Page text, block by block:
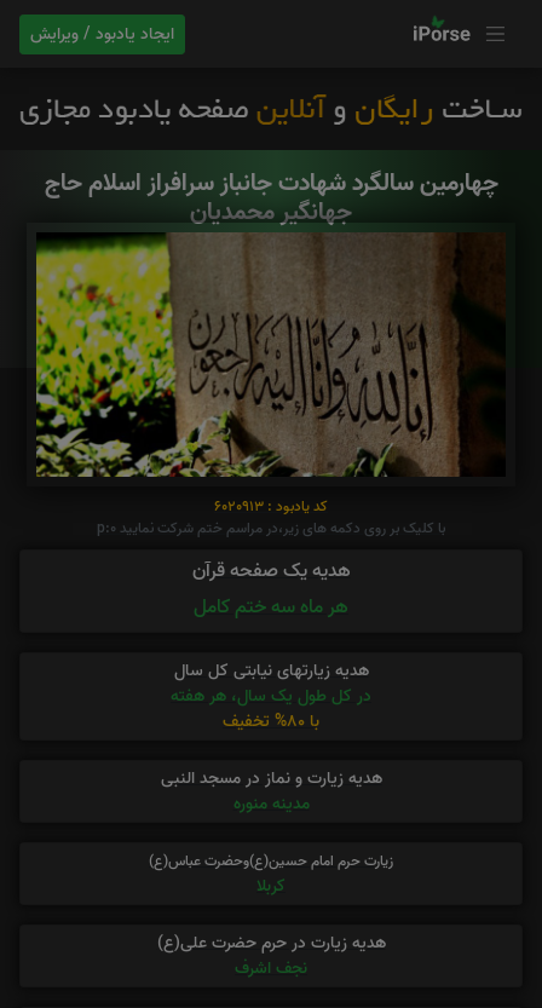
ایجاد یادبود / ویرایش
چهارمین سالگرد شهادت جانباز سرافراز اسلام حاج
جهانگیر محمدیان
کد یادبود : 6020913
با کلیک بر روی دکمه های زیر،در مراسم ختم شرکت نمایید p:0
هدیه یک صفحه قرآن
هر ماه سه ختم کامل
هدیه زیارتهای نیابتی کل سال
در کل طول یک سال، هر هفته
با 80% تخفیف
هدیه زیارت و نماز در مسجد النبی
مدینه منوره
زیارت حرم امام حسین(ع)وحضرت عباس(ع)
کربلا
هدیه زیارت در حرم حضرت علی(ع)
نجف اشرف